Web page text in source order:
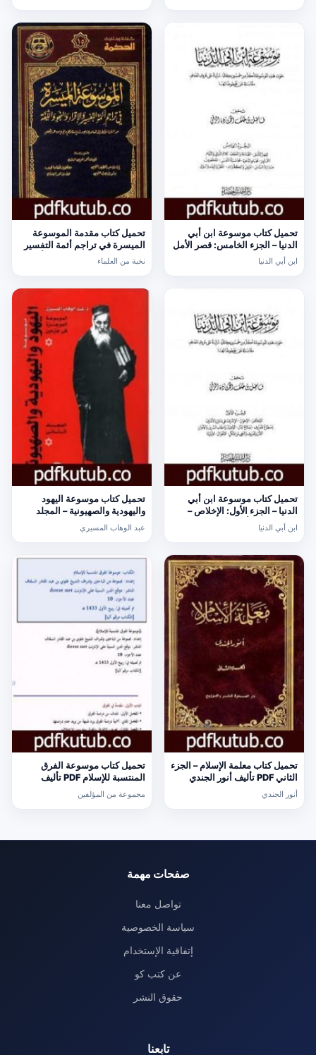
تحميل كتاب موسوعة ابن أبي
الدنيا – الجزء الخامس: قصر الأمل
– المطر والرعد والبرق والريح
PDF تأليف ابن أبي الدنيا مجانا
ابن أبي الدنيا
تحميل كتاب مقدمة الموسوعة
الميسرة في تراجم أئمة التفسير
نخبة من العلماء مجانا [كامل]
نخبة من العلماء
تحميل كتاب موسوعة ابن أبي
الدنيا – الجزء الأول: الإخلاص –
مجانا [كامل]
ابن أبي الدنيا
تحميل كتاب موسوعة اليهود
واليهودية والصهيونية – المجلد
الثاني – الجماعات اليهودية –
إشكاليات PDF تأليف عبد الوهاب
عبد الوهاب المسيري
تحميل كتاب معلمة الإسلام – الجزء
الثاني PDF تأليف أنور الجندي
مجانا [كامل]
أنور الجندي
تحميل كتاب موسوعة الفرق
المنتسبة للإسلام PDF تأليف
مجموعة من المؤلفين مجانا
[كامل]
مجموعة من المؤلفين
صفحات مهمة
تواصل معنا
سياسة الخصوصية
إتفاقية الإستخدام
عن كتب كو
حقوق النشر
تابعنا